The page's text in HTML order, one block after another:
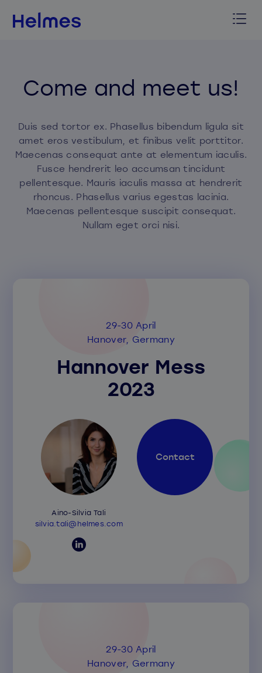
Come and meet us!
Duis sed tortor ex. Phasellus bibendum ligula sit
amet eros vestibulum, et finibus velit porttitor.
Maecenas consequat ante at elementum iaculis.
Fusce hendrerit leo accumsan tincidunt
pellentesque. Mauris iaculis massa at hendrerit
rhoncus. Phasellus varius egestas lacinia.
Maecenas pellentesque suscipit consequat.
Nullam eget orci nisi.
29-30 April
Hanover, Germany
Hannover Mess
2023
Aino-Silvia Tali
silvia.tali@helmes.com
Contact
29-30 April
Hanover, Germany